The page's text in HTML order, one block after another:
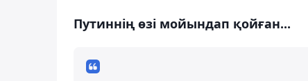
Путиннің өзі мойындап қойған...